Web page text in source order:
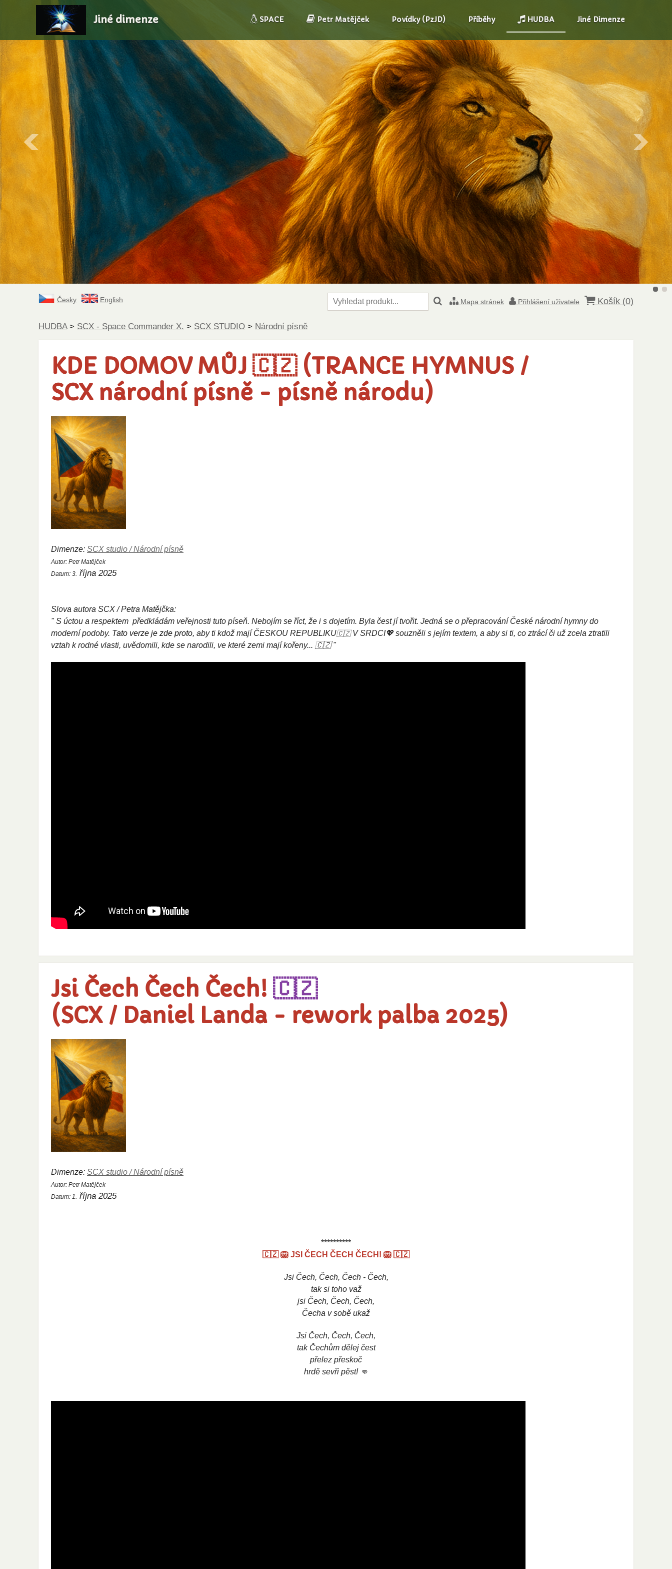
Jiné dimenze SPACE Petr Matějček Povídky (PzJD) Příběhy HUDBA Jiné Dimenze
Česky English Mapa stránek Přihlášení uživatele Košík (0)
HUDBA > SCX - Space Commander X. > SCX STUDIO > Národní písně
KDE DOMOV MŮJ 🇨🇿 (TRANCE HYMNUS /
SCX národní písně - písně národu)
Dimenze: SCX studio / Národní písně
Autor: Petr Matějček
Datum: 3. října 2025
Slova autora SCX / Petra Matějčka:
" S úctou a respektem předkládám veřejnosti tuto píseň. Nebojím se říct, že i s dojetím. Byla čest jí tvořit. Jedná se o přepracování České národní hymny do
moderní podoby. Tato verze je zde proto, aby ti kdož mají ČESKOU REPUBLIKU🇨🇿V SRDCI💖 souzněli s jejím textem, a aby si ti, co ztrácí či už zcela ztratili
vztah k rodné vlasti, uvědomili, kde se narodili, ve které zemi mají kořeny... 🇨🇿 "
Jsi Čech Čech Čech! 🇨🇿
(SCX / Daniel Landa - rework palba 2025)
Dimenze: SCX studio / Národní písně
Autor: Petr Matějček
Datum: 1. října 2025
**********
🇨🇿 🦁 JSI ČECH ČECH ČECH! 🦁 🇨🇿
Jsi Čech, Čech, Čech - Čech,
tak si toho važ
jsi Čech, Čech, Čech,
Čecha v sobě ukaž
Jsi Čech, Čech, Čech,
tak Čechům dělej čest
přelez přeskoč
hrdě sevři pěst! 👊